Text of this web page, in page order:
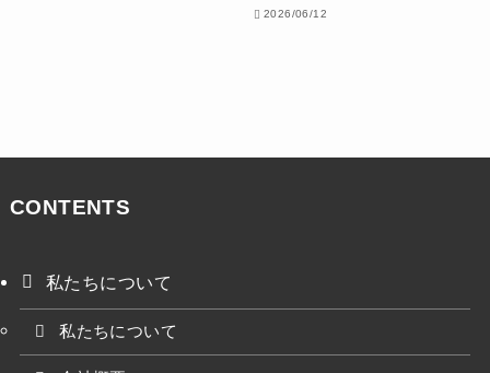
2026/06/12
CONTENTS
私たちについて
私たちについて